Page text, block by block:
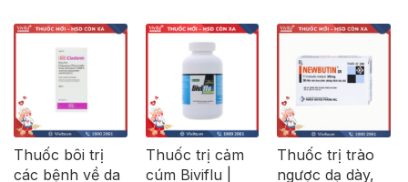
Thuốc bôi trị
các bệnh về da
Thuốc trị cảm
cúm Biviflu |
Thuốc trị trào
ngược dạ dày,